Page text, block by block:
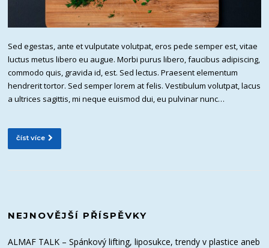
Sed egestas, ante et vulputate volutpat, eros pede semper est, vitae
luctus metus libero eu augue. Morbi purus libero, faucibus adipiscing,
commodo quis, gravida id, est. Sed lectus. Praesent elementum
hendrerit tortor. Sed semper lorem at felis. Vestibulum volutpat, lacus
a ultrices sagittis, mi neque euismod dui, eu pulvinar nunc…
číst více
NEJNOVĚJŠÍ PŘÍSPĚVKY
ALMAF TALK – Spánkový lifting, liposukce, trendy v plastice aneb